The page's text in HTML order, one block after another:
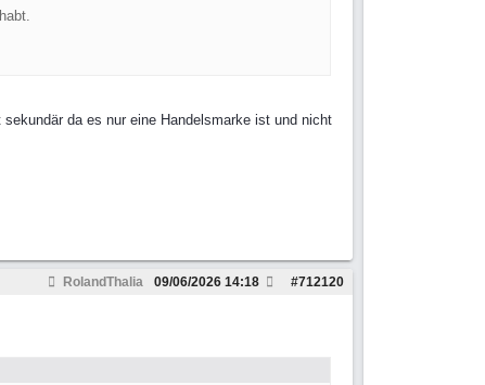
da es nur eine Handelsmarke ist und nicht
RolandThalia #712120
09/06/2026 14:18